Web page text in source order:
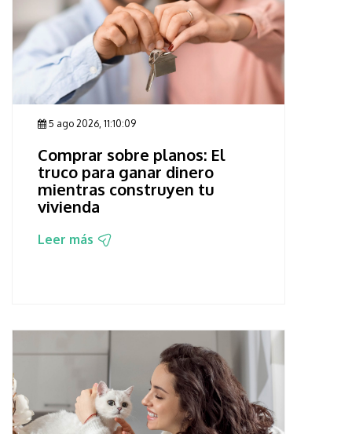
5 ago 2026, 11:10:09
Comprar sobre planos: El
truco para ganar dinero
mientras construyen tu
vivienda
Leer más